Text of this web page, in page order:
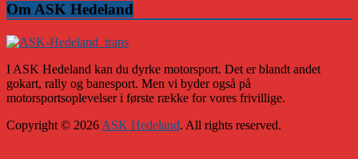
Om ASK Hedeland
I ASK Hedeland kan du dyrke motorsport. Det er blandt andet
gokart, rally og banesport. Men vi byder også på
motorsportsoplevelser i første række for vores frivillige.
Copyright © 2026 ASK Hedeland. All rights reserved.